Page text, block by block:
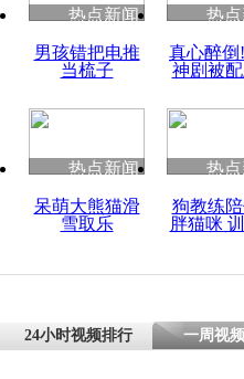
度苗族花山节
魂
热点新闻
男孩错把电推
当梳子
热点
真心醉倒
神剧被
热点新闻
呆萌大熊猫滑
雪取乐
热点
狗教练
胖猫咪
24小时视频排行 一周视